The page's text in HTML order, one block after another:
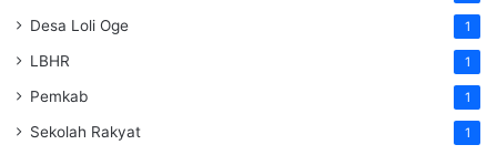
Desa Loli Oge 1
LBHR 1
Pemkab 1
Sekolah Rakyat 1